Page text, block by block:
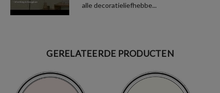
alle decoratieliefhebbe...
GERELATEERDE PRODUCTEN